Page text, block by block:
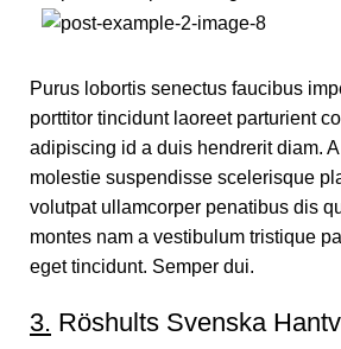
Purus lobortis senectus faucibus
porttitor tincidunt laoreet parturient
adipiscing id a duis hendrerit diam.
molestie suspendisse scelerisque
volutpat ullamcorper penatibus dis
montes nam a vestibulum tristique
eget tincidunt. Semper dui.
3. Röshults Svenska